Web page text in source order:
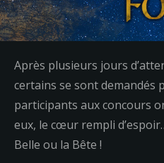
Après plusieurs jours
certains se sont demandés
participants aux concours
eux, le cœur rempli
Belle ou la Bête !